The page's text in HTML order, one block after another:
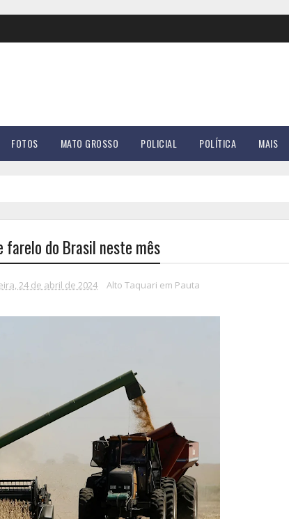
FOTOS MATO GROSSO POLICIAL POLÍTICA MAIS
farelo do Brasil neste mês
24 de abril de 2024 Alto Taquari em Pauta